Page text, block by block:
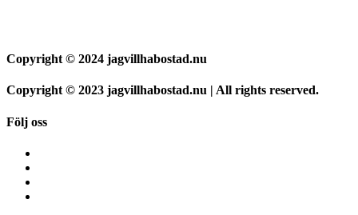
Copyright © 2024 jagvillhabostad.nu
Copyright © 2023 jagvillhabostad.nu | All rights reserved.
Följ oss